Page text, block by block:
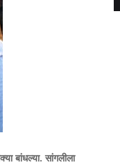
बांधल्या. सांगलीला